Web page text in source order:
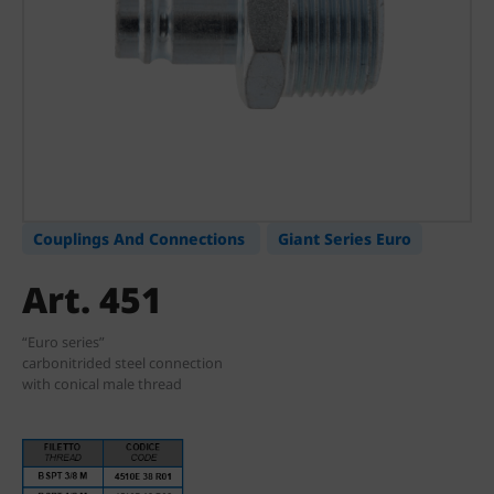
Couplings And Connections Giant Series Euro
Art. 451
“Euro series”
carbonitrided steel connection
with conical male thread